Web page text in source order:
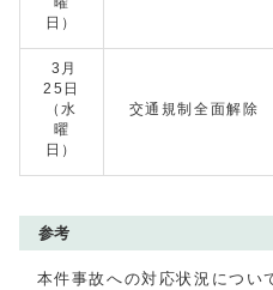
日）
3月
25日
（水
曜
日）
交通規制全面解除
参考
本件事故への対応状況につい